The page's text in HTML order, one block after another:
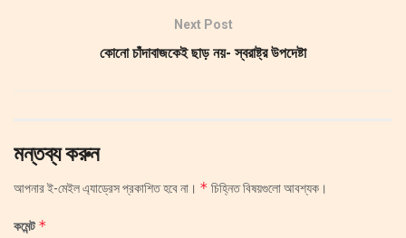
Next Post
কোনো চাঁদাবাজকেই ছাড় নয়- স্বরাষ্ট্র উপদেষ্টা
মন্তব্য করুন
আপনার ই-মেইল এ্যাড্রেস প্রকাশিত হবে না। * চিহ্নিত বিষয়গুলো আবশ্যক।
কমেন্ট*